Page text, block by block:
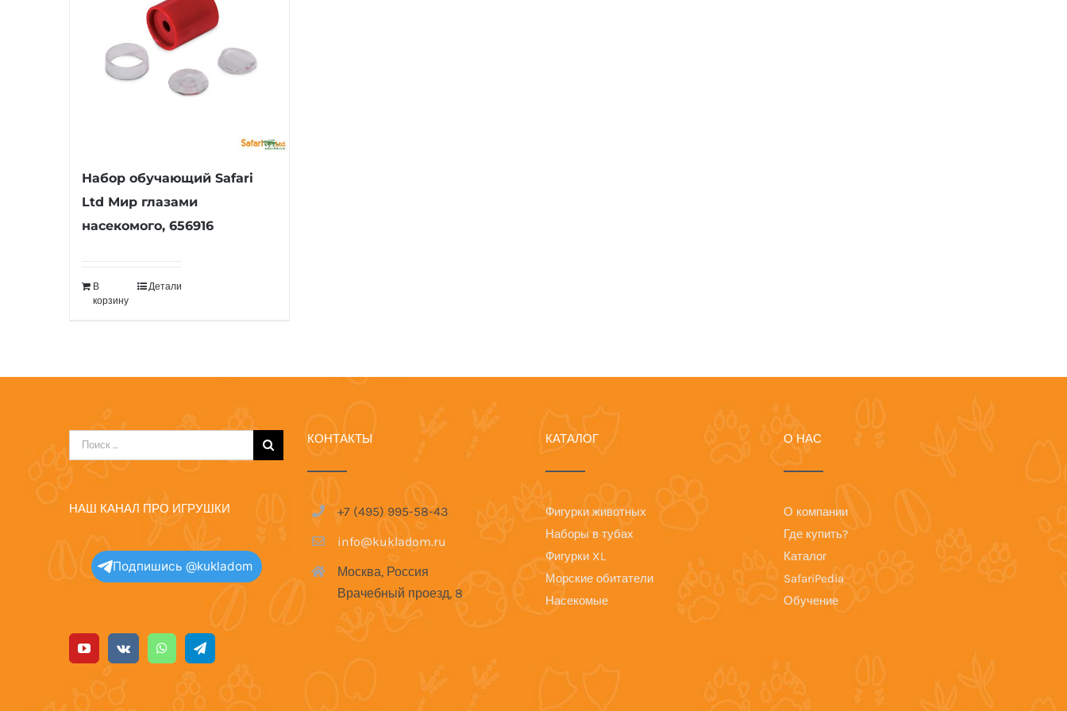
Набор обучающий Safari
Ltd Мир глазами
насекомого, 656916
В
корзину
Детали
Результат
поиска:
НАШ КАНАЛ ПРО ИГРУШКИ
Подпишись @kukladom
КОНТАКТЫ
+7 (495) 995-58-43
info@kukladom.ru
Москва, Россия
Врачебный проезд, 8
КАТАЛОГ
Фигурки животных
Наборы в тубах
Фигурки XL
Морские обитатели
Насекомые
О НАС
О компании
Где купить?
Каталог
SafariPedia
Обучение